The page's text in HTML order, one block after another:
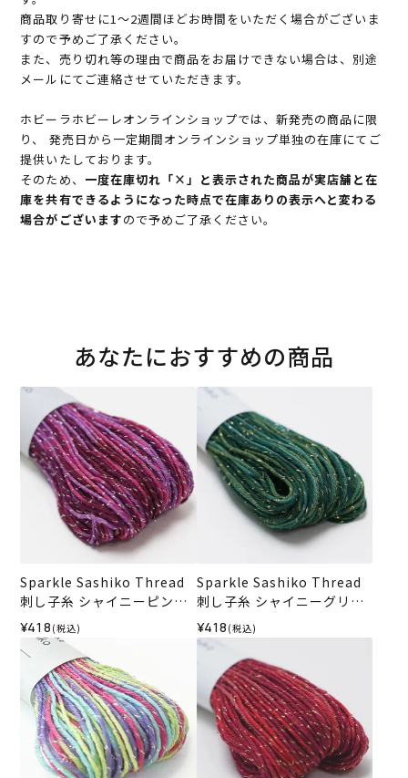
商品取り寄せに1～2週間ほどお時間をいただく場合がございま
すので予めご了承ください。
また、売り切れ等の理由で商品をお届けできない場合は、別途
メールにてご連絡させていただきます。
ホビーラホビーレオンラインショップでは、新発売の商品に限
り、 発売日から一定期間オンラインショップ単独の在庫にてご
提供いたしております。
そのため、 一度在庫切れ「×」と表示された商品が実店舗と在
庫を共有できるようになった時点で在庫ありの表示へと変わる
場合がございますので予めご了承ください。
あなたにおすすめの商品
Sparkle Sashiko Thread
刺し子糸 シャイニーピンク
＜504＞
¥418 (税込)
Sparkle Sashiko Thread
刺し子糸 シャイニーグリー
ン＜505＞
¥418 (税込)